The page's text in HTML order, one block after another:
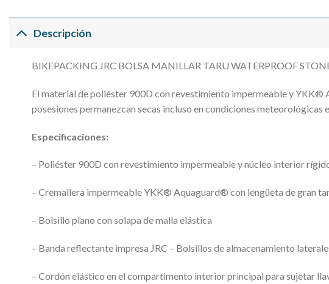
Descripción
BIKEPACKING JRC BOLSA MANILLAR TARU WATERPROOF
El material de poliéster 900D con revestimiento impermeable y
posesiones permanezcan secas incluso en condiciones
Especificaciones:
– Poliéster 900D con revestimiento impermeable y núcleo interior
– Cremallera impermeable YKK® Aquaguard® con lengüeta de gran
– Bolsillo plano con solapa de malla elástica
– Banda reflectante impresa JRC – Bolsillos de almacenamiento
– Cordón elástico en el compartimento interior principal para sujetar